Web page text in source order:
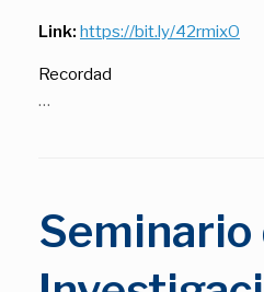
Link: https://bit.ly/42rmixO
Recordad
…
Seminario